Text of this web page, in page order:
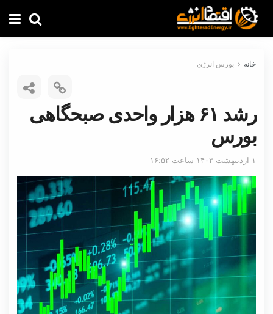
خانه بورس انرژی
رشد ۶۱ هزار واحدی صبحگاهی
بورس
۱ اردیبهشت ۱۴۰۳ ساعت ۱۶:۵۲